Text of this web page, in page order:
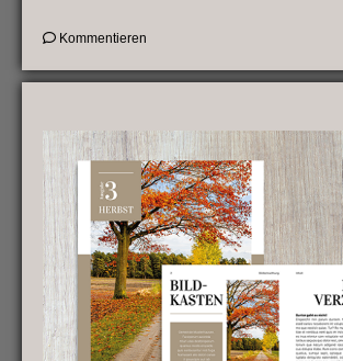
Kommentierenon
für
in
A4